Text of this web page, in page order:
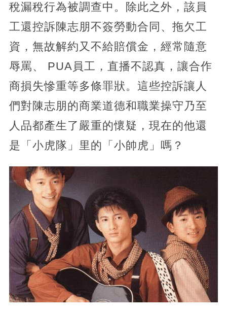
稅漏稅行為被調查中。除此之外，該員
工還控訴陳志朋不簽勞動合同、拖欠工
資，無故解約又不給賠償金，經常隨意
辱罵、 PUA員工，直播不認真，讓合作
商損失慘重等多條罪狀。這些控訴讓人
們對陳志朋的商業道德和職業操守乃至
人品都產生了嚴重的懷疑，現在的他還
是「小虎隊」里的「小帥虎」嗎？